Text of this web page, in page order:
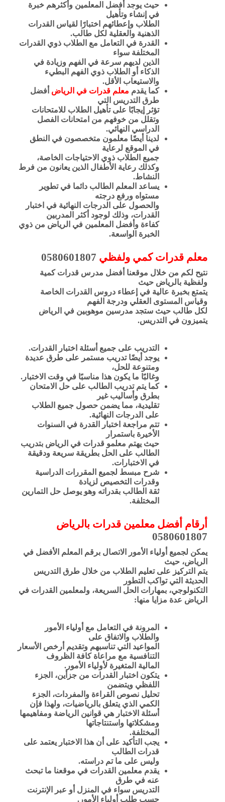
حيث يوجد أفضل المعلمين وأكثرهم خبرة
في إنشاء وتأهيل
الطلاب وإعطائهم اختبارًا لقياس القدرات
الذهنية والعقلية لكل طالب.
القدرة في التعامل مع الطلاب ذوي القدرات
المختلفة سواء
الذين لديهم سرعة في الفهم وزيادة في
الذكاء أو الطلاب ذوي الفهم البطيء
والاستيعاب الأقل.
كما يقدم معلم قدرات في الرياض أفضل
طرق التدريس التي
تؤثر إيجابًا على تأهيل الطلاب للامتحانات
وتقلل من خوفهم من امتحانات الفصل
الدراسي النهائي.
لدينا أيضًا معلمون متخصصون في النطق
في الموقع لرعاية
جميع الطلاب ذوي الاحتياجات الخاصة،
وكذلك رعاية الأطفال الذين يعانون من فرط
النشاط.
يساعد المعلم الطالب دائما في تطوير
مستواه ورفع درجته
والحصول على الدرجات النهائية في اختبار
القدرات، وذلك لوجود أكثر المدربين
كفاءة وأفضل المعلمين في الرياض من ذوي
الخبرة الواسعة.
معلم قدرات كمي ولفظي
نتيح لكم من خلال موقعنا أفضل مدرس قدرات كمية
ولفظية بالرياض حيث
يتمتع بخبرة عالية في إعطاء دروس القدرات الخاصة
وقياس المستوى العقلي ودرجة الفهم
لكل طالب حيث ستجد مدرسين موهوبين في الرياض
يتميزون في التدريس.
التدريب على جميع أسئلة اختبار القدرات.
يوجد أيضًا تدريب مستمر على طرق عديدة
ومتنوعة للحل،
وغالبًا ما يكون هذا مناسبًا في وقت الاختبار.
كما يتم تدريب الطالب على حل الامتحان
بطرق وأساليب غير
تقليدية، مما يضمن حصول جميع الطلاب
على الدرجات النهائية.
تتم مراجعة اختبار القدرة في السنوات
الأخيرة باستمرار
حيث يهتم معلمو قدرات في الرياض بتدريب
الطالب على الحل بطريقة سريعة ودقيقة
في الاختبارات.
شرح مبسط لجميع المقررات الدراسية
وقدرات التخصيص لزيادة
ثقة الطالب بقدراته وهو يوصل حل التمارين
المختلفة.
أرقام أفضل معلمين قدرات بالرياض
0580601807
يمكن لجميع أولياء الأمور الاتصال برقم المعلم الأفضل في
الرياض، حيث
يتم التركيز على تعليم الطلاب من خلال طرق التدريس
الحديثة التي تواكب التطور
التكنولوجي، بمهارات الحل السريعة، ولمعلمين القدرات في
الرياض عدة مزايا منها:
المرونة في التعامل مع أولياء الأمور
والطلاب والاتفاق على
المواعيد التي تناسبهم وتقديم أرخص الأسعار
التنافسية مع مراعاة كافة الظروف
المالية المتغيرة لأولياء الأمور.
يتكون اختبار القدرات من جزأين، الجزء
اللفظي ويتضمن
تحليل نصوص القراءة والمفردات، الجزء
الكمي الذي يتعلق بالرياضيات، ولهذا فإن
أسئلة الاختبار هي قوانين الرياضة ومفاهيمها
ومشكلاتها واستنتاجاتها
المختلفة.
يجب التأكيد على أن هذا الاختبار يعتمد على
قدرات الطالب
وليس على ما تم دراسته.
يقدم معلمين القدرات في موقعنا ما تبحث
عنه في طرق
التدريس سواء في المنزل أو عبر الإنترنت
حسب طلب أولياء الأمور.